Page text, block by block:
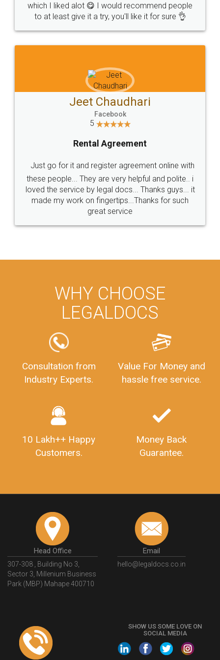
which I liked alot 😋 I would recommend people
to at least give it a try, you'll like it for sure 👌
Jeet Chaudhari
Facebook
5
Rental Agreement
Just go for it and register agreement online with
these people... They are very helpful and polite.. i
loved the service by legal docs... Thanks guys... it
made my work on fingertips...Thanks for such
great service
WHY CHOOSE
LEGALDOCS
Consultation from
Industry Experts.
Value For Money and
hassle free service.
10 Lakh++ Happy
Customers.
Money Back
Guarantee.
Head Office
307-308 , Building No 3,
Sector 3, Millenium Business
Park (MBP) Mahape 400710
Email
hello@legaldocs.co.in
SHOW US SOME LOVE ON
SOCIAL MEDIA